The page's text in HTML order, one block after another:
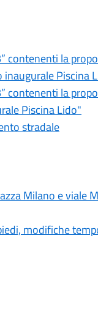
contenenti la
Piscina
contenenti la
Piscina Lido"
stradale
Milano e viale
modifiche